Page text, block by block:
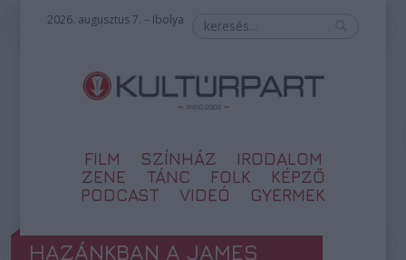
2026. augusztus 7. – Ibolya
FILM SZÍNHÁZ
IRODALOM
ZENE
TÁNC FOLK
KÉPZŐ
PODCAST
VIDEÓ GYERMEK
HAZÁNKBAN A JAMES